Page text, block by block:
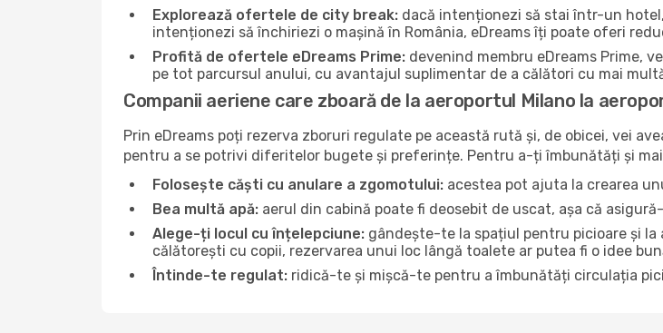
Explorează ofertele de city break: dacă intenționezi să stai într-un
intenționezi să închiriezi o mașină în România, eDreams îți poate oferi
Profită de ofertele eDreams Prime: devenind membru eDreams Prime,
pe tot parcursul anului, cu avantajul suplimentar de a călători cu mai
Companii aeriene care zboară de la aeroportul Milano la
Prin eDreams poți rezerva zboruri regulate pe această rută și, de obicei, vei
pentru a se potrivi diferitelor bugete și preferințe. Pentru a-ți îmbunătăți și
Folosește căști cu anulare a zgomotului: acestea pot ajuta la crearea
Bea multă apă: aerul din cabină poate fi deosebit de uscat, așa că
Alege-ți locul cu înțelepciune: gândește-te la spațiul pentru picioare și la
călătorești cu copii, rezervarea unui loc lângă toalete ar putea fi o idee
Întinde-te regulat: ridică-te și mișcă-te pentru a îmbunătăți circulația